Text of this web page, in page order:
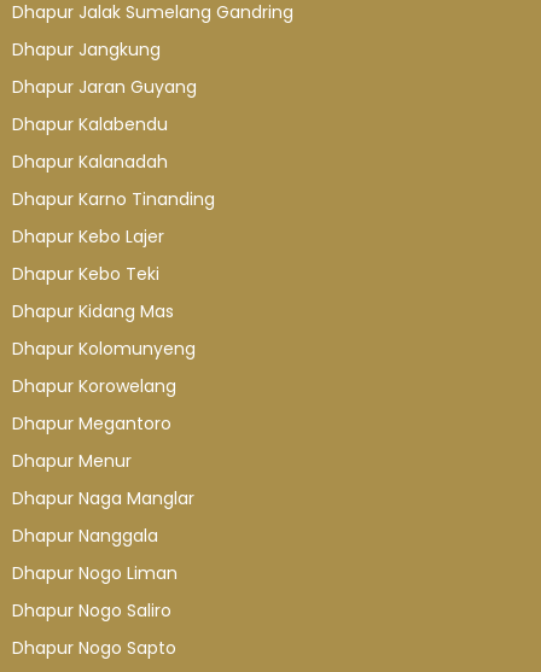
Dhapur Jalak Sumelang Gandring
Dhapur Jangkung
Dhapur Jaran Guyang
Dhapur Kalabendu
Dhapur Kalanadah
Dhapur Karno Tinanding
Dhapur Kebo Lajer
Dhapur Kebo Teki
Dhapur Kidang Mas
Dhapur Kolomunyeng
Dhapur Korowelang
Dhapur Megantoro
Dhapur Menur
Dhapur Naga Manglar
Dhapur Nanggala
Dhapur Nogo Liman
Dhapur Nogo Saliro
Dhapur Nogo Sapto